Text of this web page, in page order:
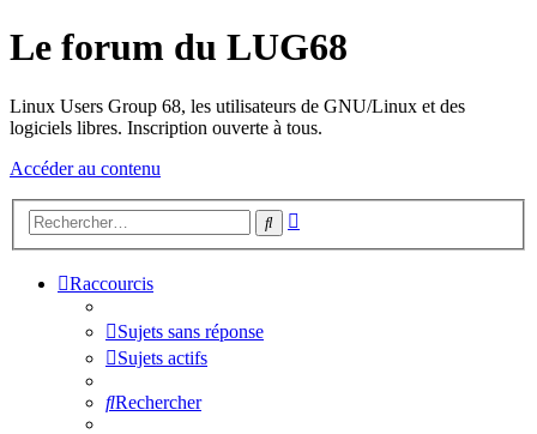
Le forum du LUG68
Linux Users Group 68, les utilisateurs de GNU/Linux et des
logiciels libres. Inscription ouverte à tous.
Accéder au contenu
Rechercher
Raccourcis
Sujets sans réponse
Sujets actifs
Rechercher